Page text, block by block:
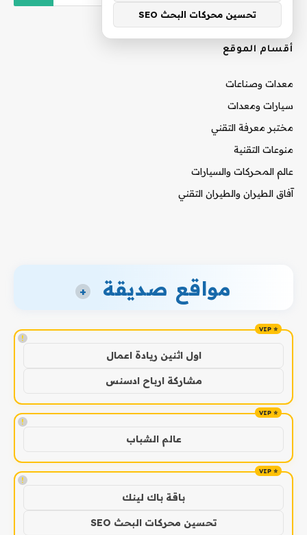
أقسام الموقع
معدات وصناعات
سيارات ومعدات
مختبر معرفة التقني
منوعات التقنية
عالم المحركات والسيارات
آفاق الطيران والطيران التقني
مواقع صديقة +
!
اول اثنين ريادة اعمال
مشاركة ارباح ادسنس
!
عالم الشباب
!
باقة باك لينك
تحسين محركات البحث SEO
تحسين محركات البحث SEO